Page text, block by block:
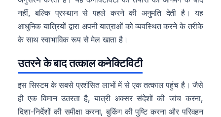
नहीं, बल्कि प्रस्थान से पहले करने की अनुमति देती है। यह
आधुनिक यात्रियों द्वारा अपनी यात्राओं को व्यवस्थित करने के तरीके
के साथ स्वाभाविक रूप से मेल खाता है।
उतरने के बाद तत्काल कनेक्टिविटी
इस सिस्टम के सबसे प्रशंसित लाभों में से एक तत्काल पहुंच है। जैसे
ही एक विमान उतरता है, यात्री अक्सर संदेशों की जांच करना,
दिशा-निर्देशों की समीक्षा करना, बुकिंग की पुष्टि करना और परिवहन